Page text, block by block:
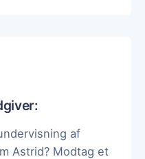
af
Astrid? Modtag et